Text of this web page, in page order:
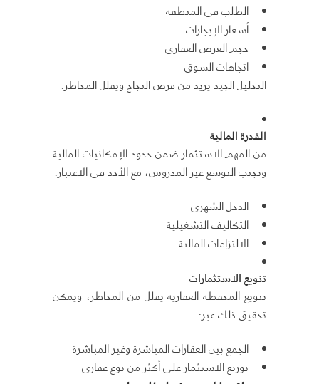
الطلب في المنطقة
أسعار الإيجارات
حجم العرض العقاري
اتجاهات السوق
التحليل الجيد يزيد من فرص النجاح ويقلل المخاطر.
القدرة المالية
من المهم الاستثمار ضمن حدود الإمكانيات المالية
وتجنب التوسع غير المدروس، مع الأخذ في الاعتبار:
الدخل الشهري
التكاليف التشغيلية
الالتزامات المالية
تنويع الاستثمارات
تنويع المحفظة العقارية يقلل من المخاطر، ويمكن
تحقيق ذلك عبر:
الجمع بين العقارات المباشرة وغير المباشرة
توزيع الاستثمار على أكثر من نوع عقاري